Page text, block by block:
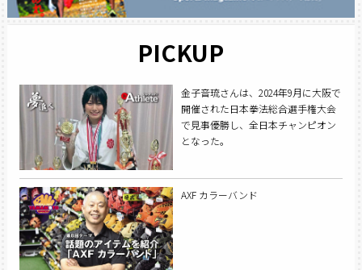
PICKUP
金子音琉さんは、2024年9月に大阪で
開催された日本拳法総合選手権大会
で見事優勝し、全日本チャンピオン
となった。
AXF カラーバンド